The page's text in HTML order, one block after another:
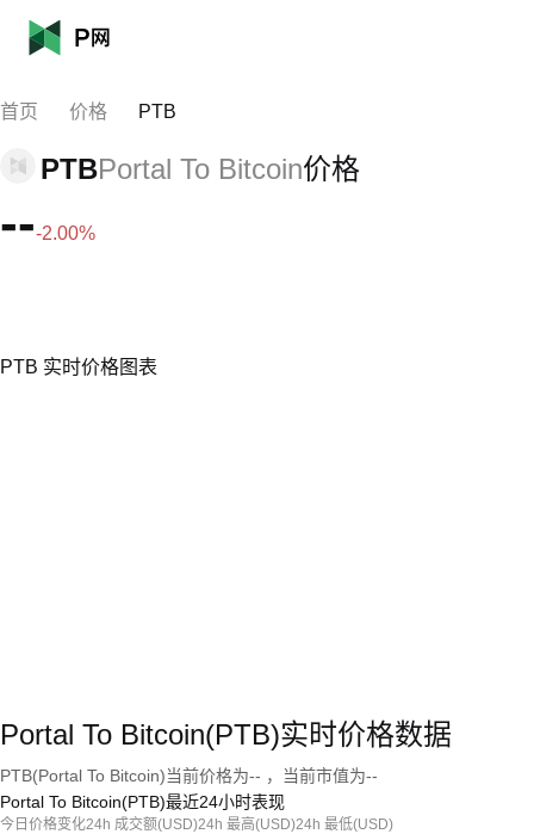
首页 价格 PTB
PTBPortal To Bitcoin价格
---2.00%
PTB 实时价格图表
Portal To Bitcoin(PTB)实时价格数据
PTB(Portal To Bitcoin)当前价格为-- ，当前市值为--
Portal To Bitcoin(PTB)最近24小时表现
今日价格变化24h 成交额(USD)24h 最高(USD)24h 最低(USD)